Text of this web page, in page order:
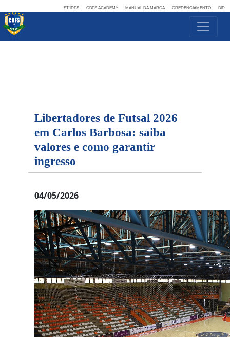
STJDFS CBFS ACADEMY MANUAL DA MARCA CREDENCIAMENTO BID
Libertadores de Futsal 2026
em Carlos Barbosa: saiba
valores e como garantir
ingresso
04/05/2026